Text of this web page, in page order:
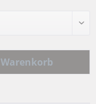
Warenkorb